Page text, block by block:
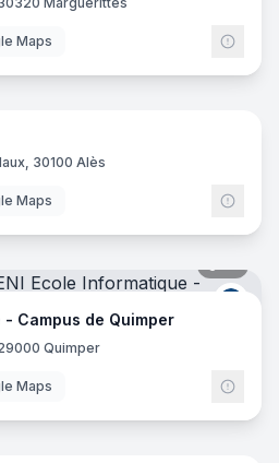
Maps
20
30100 Alès
Maps
ENI
Campus de Quimper
Quimper
Maps
61